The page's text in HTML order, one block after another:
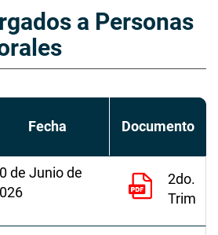
a Personas
Fecha Documento
de Junio de
2do.
Trim